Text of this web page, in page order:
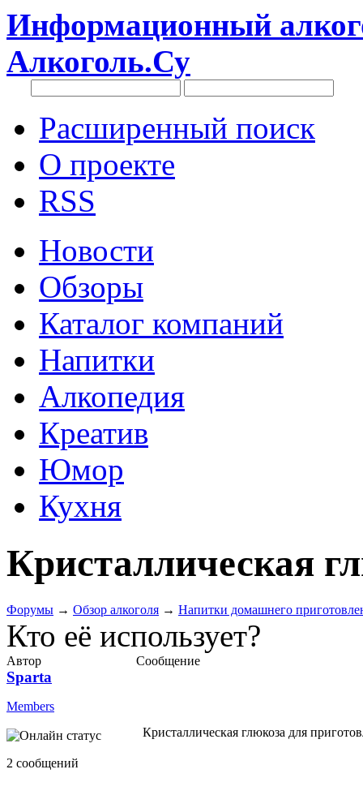
Информационный
Алкоголь.Су
Расширенный поиск
О проекте
RSS
Новости
Обзоры
Каталог компаний
Напитки
Алкопедия
Креатив
Юмор
Кухня
Кристаллическая
Форумы → Обзор алкоголя → Напитки домашнего
Кто её использует?
Автор Сообщение
Sparta
Members
2 сообщений
Кристаллическая глюкоза для